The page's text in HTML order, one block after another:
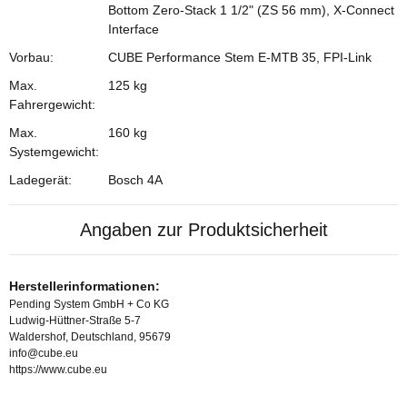
Bottom Zero-Stack 1 1/2" (ZS 56 mm), X-Connect
Interface
Vorbau:
CUBE Performance Stem E-MTB 35, FPI-Link
Max.
Fahrergewicht:
125 kg
Max.
Systemgewicht:
160 kg
Ladegerät: Bosch 4A
Angaben zur Produktsicherheit
Herstellerinformationen:
Pending System GmbH + Co KG
Ludwig-Hüttner-Straße 5-7
Waldershof, Deutschland, 95679
info@cube.eu
https://www.cube.eu